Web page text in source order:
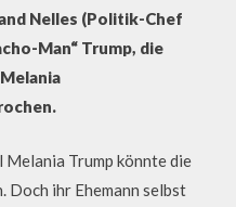
Nelles (Politik-Chef
Man“ Trump, die
Trump könnte die
Doch ihr Ehemann selbst